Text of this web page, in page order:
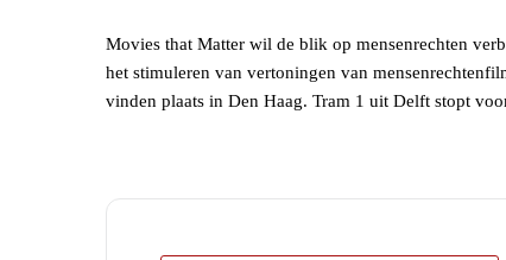
Movies that Matter wil de blik op mensenrechten
het stimuleren van vertoningen van
vinden plaats in Den Haag. Tram 1 uit Delft stopt